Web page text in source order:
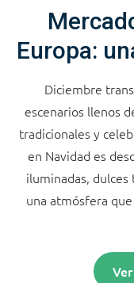
Europa:
Diciembre
escenarios llenos
tradicionales y
en Navidad es
iluminadas,
una atmósfera